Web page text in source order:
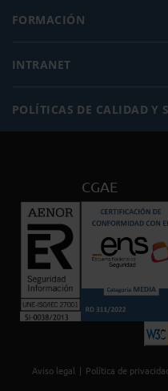
FORMACIÓN
INTRANET
POLÍTICAS DE CALIDAD Y
CGAE
Aviso legal Política de